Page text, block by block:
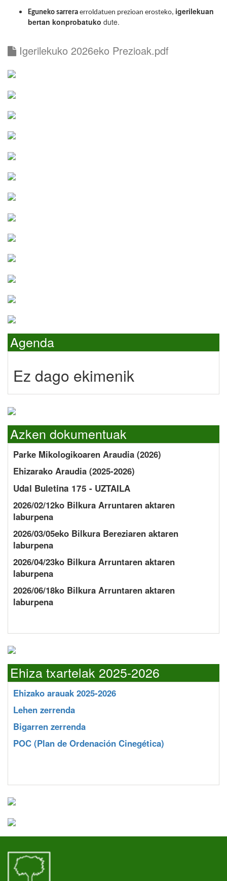
Eguneko sarrera erroldatuen prezioan erosteko, igerilekuan
bertan konprobatuko dute.
Igerilekuko 2026eko Prezioak.pdf
Agenda
Ez dago ekimenik
Azken dokumentuak
Parke Mikologikoaren Araudia (2026)
Ehizarako Araudia (2025-2026)
Udal Buletina 175 - UZTAILA
2026/02/12ko Bilkura Arruntaren aktaren
laburpena
2026/03/05eko Bilkura Bereziaren aktaren
laburpena
2026/04/23ko Bilkura Arruntaren aktaren
laburpena
2026/06/18ko Bilkura Arruntaren aktaren
laburpena
Ehiza txartelak 2025-2026
Ehizako arauak 2025-2026
Lehen zerrenda
Bigarren zerrenda
POC (Plan de Ordenación Cinegética)